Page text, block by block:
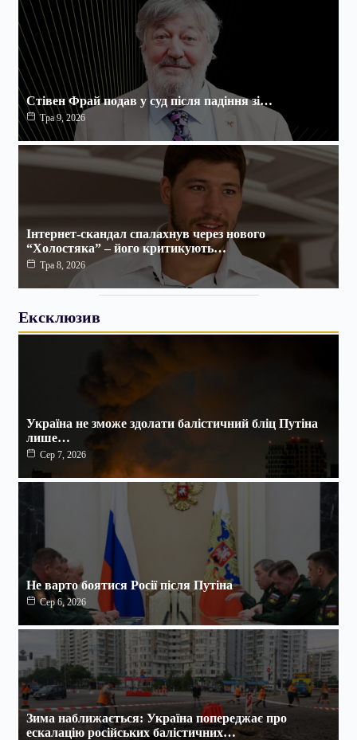
Стівен Фрай подав у суд після падіння зі…
Тра 9, 2026
Інтернет-скандал спалахнув через нового
“Холостяка” – його критикують…
Тра 8, 2026
Ексклюзив
Україна не зможе здолати балістичний бліц Путіна
лише…
Сер 7, 2026
Не варто боятися Росії після Путіна
Сер 6, 2026
Зима наближається: Україна попереджає про
ескалацію російських балістичних…